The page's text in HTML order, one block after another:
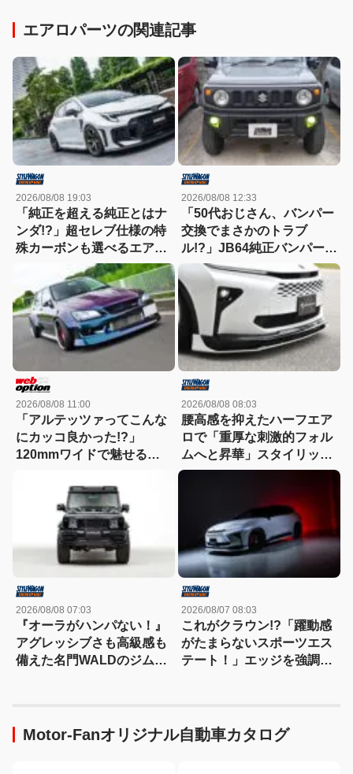
エアロパーツの関連記事
2026/08/08 19:03
「純正を超える純正とはナ
ンダ!?」超セレブ仕様の特
殊カーボンも選べるエアロ
キット新登場！【アーティ
シャンスピリッツ・GRカ
ローラ】
2026/08/08 12:33
「50代おじさん、バンパー
交換でまさかのトラブ
ル!?」JB64純正バンパー流
用に挑戦したら、センサー
エラーも体験（涙）
2026/08/08 11:00
「アルテッツァってこんな
にカッコ良かった!?」
120mmワイドで魅せる新
2026/08/08 08:03
腰高感を抑えたハーフエア
ロで「重厚な刺激的フォル
ムへと昇華」スタイリッシ
ュなエステートを構築
2026/08/08 07:03
『オーラがハンパない！』
アグレッシブさも高級感も
備えた名門WALDのジムニ
2026/08/07 08:03
これがクラウン!?「躍動感
がたまらないスポーツエス
テート！」エッジを強調し
Motor-Fanオリジナル自動車カタログ